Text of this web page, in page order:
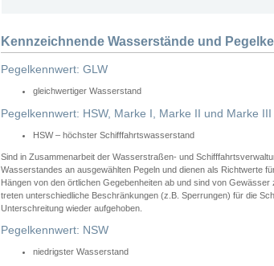
Kennzeichnende Wasserstände und
Pegelkennwert: GLW
gleichwertiger Wasserstand
Pegelkennwert: HSW, Marke I, Marke II und Marke III
HSW – höchster Schifffahrtswasserstand
Sind in Zusammenarbeit der Wasserstraßen- und
Wasserstandes an ausgewählten Pegeln und dienen als Richtwerte
Hängen von den örtlichen Gegebenheiten ab und sind von
treten unterschiedliche Beschränkungen (z.B. Sperrungen) für die
Unterschreitung wieder aufgehoben.
Pegelkennwert: NSW
niedrigster Wasserstand